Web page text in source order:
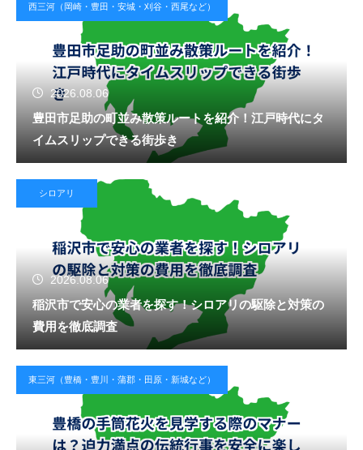
西三河（岡崎・豊田・安城・刈谷・西尾など）
2026.08.06
豊田市足助の町並み散策ルートを紹介！江戸時代にタ
イムスリップできる街歩き
シロアリ
2026.08.06
稲沢市で安心の業者を探す！シロアリの駆除と対策の
費用を徹底調査
東三河（豊橋・豊川・蒲郡・田原・新城など）